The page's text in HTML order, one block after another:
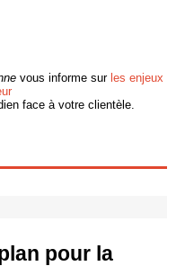
vous informe sur les enjeux
face à votre clientèle.
pour la